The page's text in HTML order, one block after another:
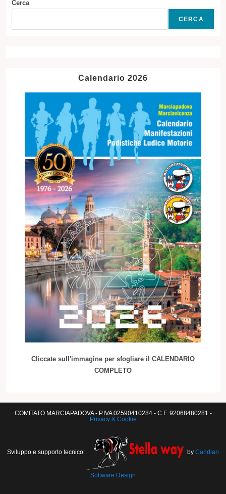
Cerca
CERCA
Calendario 2026
Cliccate sull'immagine per sfogliare il CALENDARIO
COMPLETO
COMITATO MARCIAPADOVA - P.IVA 02590410284 - C.F. 92068480281 -
Privacy & Cookie
Sviluppo e supporto tecnico: by Candian
Software Design